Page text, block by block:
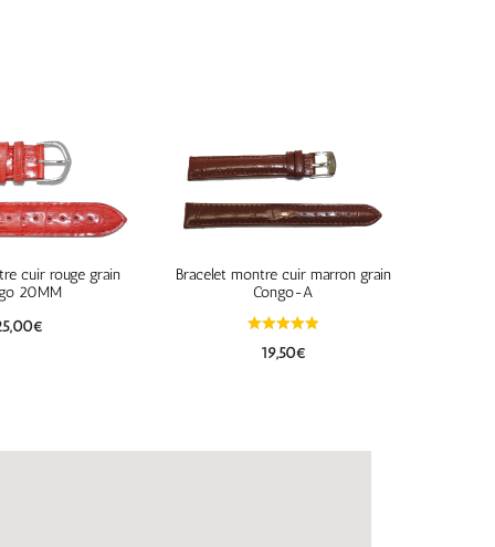
cuir rouge grain
20MM
€
Bracelet montre cuir marron grain
Congo-A
19,50€